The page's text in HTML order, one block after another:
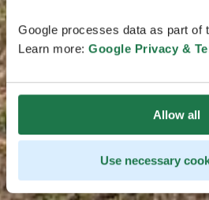
Google processes data as part of
Learn more: Google Privacy &
Allow all
Use necessary